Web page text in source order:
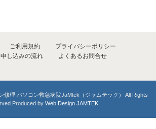
ご利用規約
プライバシーポリシー
申し込みの流れ
よくあるお問合せ
修理 パソコン救急病院JaMtek（ジャムテック） All Rights
byWeb Design JAMTEK